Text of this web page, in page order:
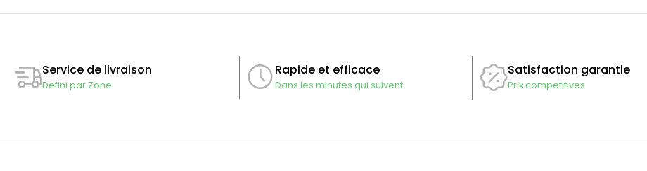
Service de livraison
Defini par Zone
Rapide et efficace
Dans les minutes qui suivent
Satisfaction garantie
Prix competitives